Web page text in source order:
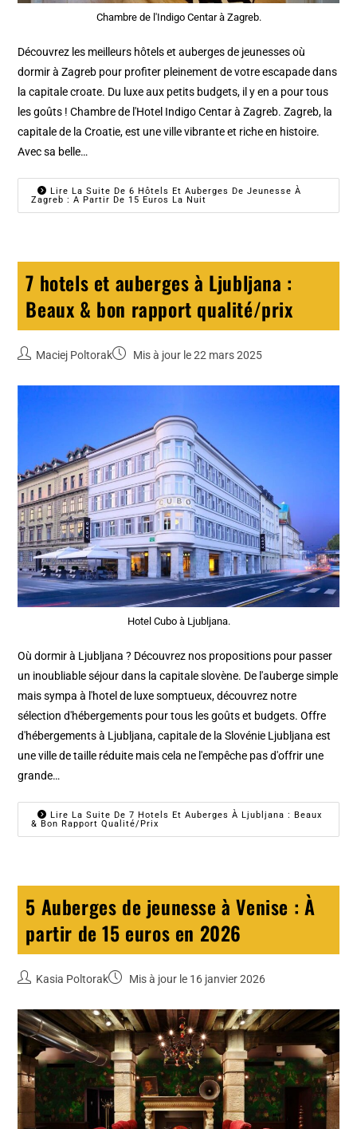
Chambre de l'Indigo Centar à Zagreb.
Découvrez les meilleurs hôtels et auberges de jeunesses où
dormir à Zagreb pour profiter pleinement de votre escapade dans
la capitale croate. Du luxe aux petits budgets, il y en a pour tous
les goûts ! Chambre de l'Hotel Indigo Centar à Zagreb. Zagreb, la
capitale de la Croatie, est une ville vibrante et riche en histoire.
Avec sa belle…
Lire La Suite De 6 Hôtels Et Auberges De Jeunesse À
Zagreb : A Partir De 15 Euros La Nuit
7 hotels et auberges à Ljubljana :
Beaux & bon rapport qualité/prix
Maciej Poltorak Mis à jour le 22 mars 2025
Hotel Cubo à Ljubljana.
Où dormir à Ljubljana ? Découvrez nos propositions pour passer
un inoubliable séjour dans la capitale slovène. De l'auberge simple
mais sympa à l'hotel de luxe somptueux, découvrez notre
sélection d'hébergements pour tous les goûts et budgets. Offre
d'hébergements à Ljubljana, capitale de la Slovénie Ljubljana est
une ville de taille réduite mais cela ne l'empêche pas d'offrir une
grande…
Lire La Suite De 7 Hotels Et Auberges À Ljubljana : Beaux
& Bon Rapport Qualité/prix
5 Auberges de jeunesse à Venise : À
partir de 15 euros en 2026
Kasia Poltorak Mis à jour le 16 janvier 2026